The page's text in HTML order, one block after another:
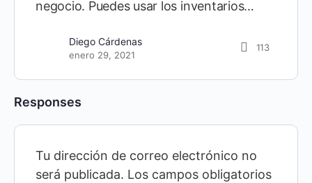
negocio. Puedes usar los inventarios…
Diego Cárdenas
enero 29, 2021
113
Responses
Tu dirección de correo electrónico no
será publicada. Los campos obligatorios